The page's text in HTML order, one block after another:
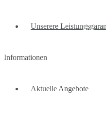
Unserere
Informationen
Aktuelle Angebote